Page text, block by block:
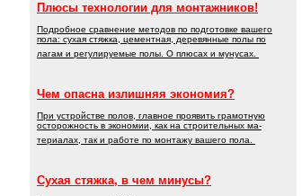
Плюсы технологии для монтажников!
Подробное сравнение методов по подготовке вашего
пола: сухая стяжка, цементная, деревянные полы по
лагам и регулируемые полы. О плюсах и мунусах.
Чем опасна излишняя экономия?
При устройстве полов, главное проявить грамотную
осторожность в экономии, как на строительных ма-
териалах, так и работе по монтажу вашего пола.
Сухая стяжка, в чем минусы?